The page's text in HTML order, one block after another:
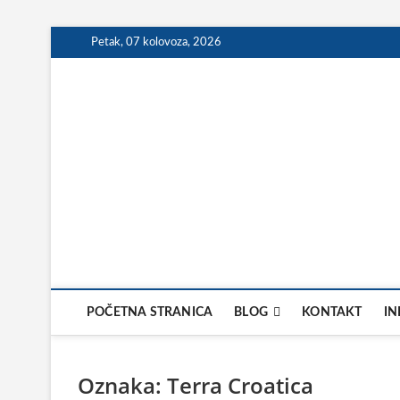
to
Petak, 07 kolovoza, 2026
POČETNA STRANICA BLOG KONTAKT
Oznaka: Terra Croatica